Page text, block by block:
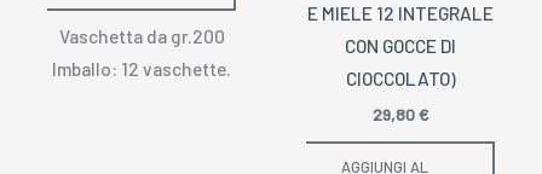
Vaschetta da gr.200
Imballo: 12 vaschette.
E MIELE 12 INTEGRALE
CON GOCCE DI
CIOCCOLATO)
29,80€
AGGIUNGI AL